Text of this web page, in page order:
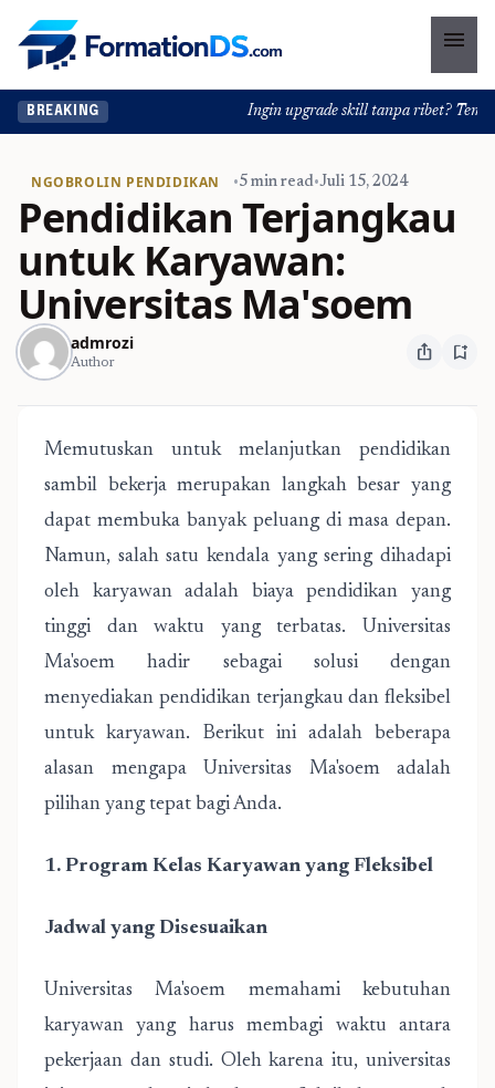
menu
BREAKING Ingin upgrade skill tanpa ribet?
NGOBROLIN PENDIDIKAN •5 min read•Juli 15, 2024
Pendidikan Terjangkau
untuk Karyawan:
Universitas Ma'soem
admrozi
Author ios_share bookmark_add
Memutuskan untuk melanjutkan pendidikan
sambil bekerja merupakan langkah besar yang
dapat membuka banyak peluang di masa depan.
Namun, salah satu kendala yang sering dihadapi
oleh karyawan adalah biaya pendidikan yang
tinggi dan waktu yang terbatas. Universitas
Ma'soem hadir sebagai solusi dengan
menyediakan pendidikan terjangkau dan fleksibel
untuk karyawan. Berikut ini adalah beberapa
alasan mengapa Universitas Ma'soem adalah
pilihan yang tepat bagi Anda.
1. Program Kelas Karyawan yang Fleksibel
Jadwal yang Disesuaikan
Universitas Ma'soem memahami kebutuhan
karyawan yang harus membagi waktu antara
pekerjaan dan studi. Oleh karena itu, universitas